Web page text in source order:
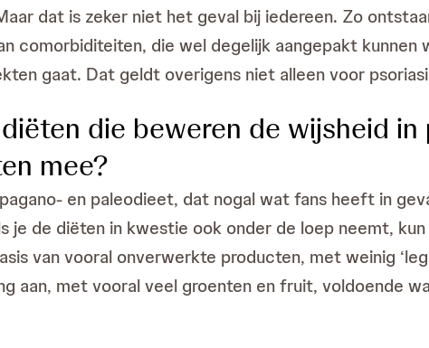
dat is zeker niet het geval bij iedereen. Zo
comorbiditeiten, die wel degelijk aangepakt
gaat. Dat geldt overigens niet alleen voor
die beweren de wijsheid
mee?
en paleodieet, dat nogal wat fans heeft in
je de diëten in kwestie ook onder de loep neemt,
van vooral onverwerkte producten, met weinig
aan, met vooral veel groenten en fruit, voldoende